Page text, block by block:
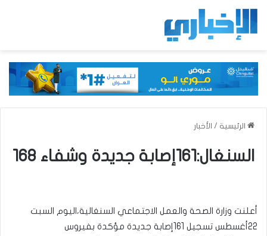
الرئيسية / الأخبار
السنغال:161إصابة جديدة وشفاء 168
أعلنت وزارة الصحة والعمل الاجتماعي السنغالية،اليوم السبت
22أغسطس تسجيل 161إصابة جديدة مؤكدة بفيروس